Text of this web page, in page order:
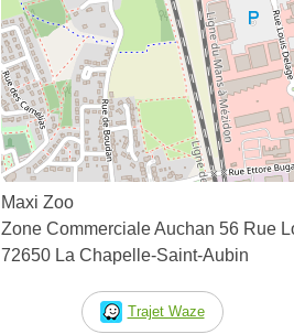
Maxi Zoo
Zone Commerciale Auchan 56 Rue
72650 La Chapelle-Saint-Aubin
Trajet Waze